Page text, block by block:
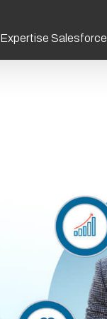
Expertise Salesforce